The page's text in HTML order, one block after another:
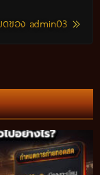
ของ admin03